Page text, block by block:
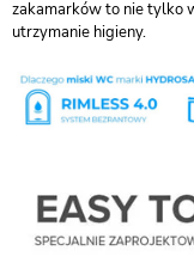
zakamarków to nie tylko
utrzymanie higieny.